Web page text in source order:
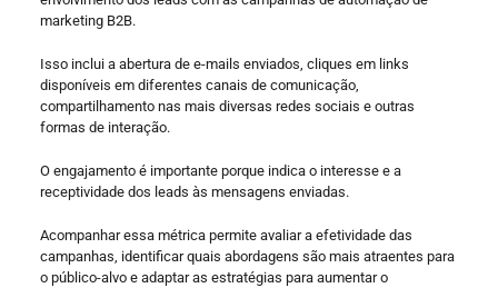
marketing B2B.
Isso inclui a abertura de e-mails enviados, cliques em links
disponíveis em diferentes canais de comunicação,
compartilhamento nas mais diversas redes sociais e outras
formas de interação.
O engajamento é importante porque indica o interesse e a
receptividade dos leads às mensagens enviadas.
Acompanhar essa métrica permite avaliar a efetividade das
campanhas, identificar quais abordagens são mais atraentes para
o público-alvo e adaptar as estratégias para aumentar o